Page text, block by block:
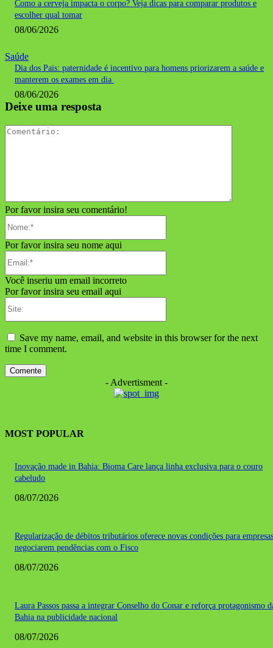
Como a cerveja impacta o corpo? Veja dicas para comparar produtos e
escolher qual tomar
08/06/2026
Saúde
Dia dos Pais: paternidade é incentivo para homens priorizarem a saúde e
manterem os exames em dia
08/06/2026
Deixe uma resposta
Por favor insira seu comentário!
Por favor insira seu nome aqui
Você inseriu um email incorreto
Por favor insira seu email aqui
Save my name, email, and website in this browser for the next
time I comment.
- Advertisment -
MOST POPULAR
Inovação made in Bahia: Bioma Care lança linha exclusiva para o couro
cabeludo
08/07/2026
Regularização de débitos tributários oferece novas condições para empresas
negociarem pendências com o Fisco
08/07/2026
Laura Passos passa a integrar Conselho do Conar e reforça protagonismo
Bahia na publicidade nacional
08/07/2026